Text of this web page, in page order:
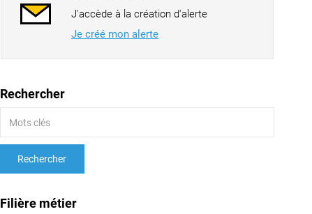
J'accède à la création d'alerte
Je créé mon alerte
Rechercher
Rechercher
Filière métier